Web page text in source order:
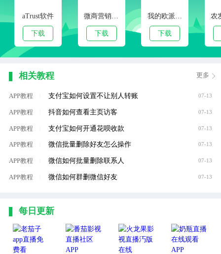
aTrust软件
下载
微商营销宝安卓版
下载
我的欧派app
下载
相关教程 更多
APP教程 支付宝如何设置不让别人转账 07-13
APP教程 抖音如何查看主页访客 07-13
APP教程 支付宝如何开通花呗收款 07-13
APP教程 微信批量删除好友怎么操作 07-13
APP教程 微信如何批量删除联系人 07-13
APP教程 微信如何群删微信好友 07-13
每日更新